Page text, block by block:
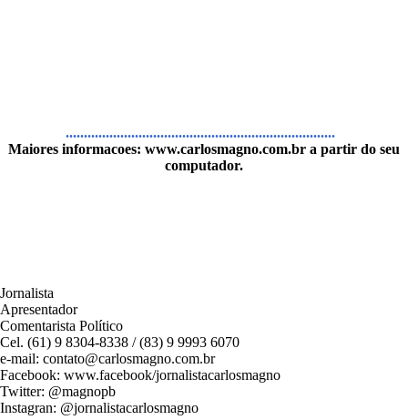
..........................................................................
Maiores informacoes: www.carlosmagno.com.br a partir do seu
computador.
Jornalista
Apresentador
Comentarista Político
Cel. (61) 9 8304-8338 / (83) 9 9993 6070
e-mail: contato@carlosmagno.com.br
Facebook: www.facebook/jornalistacarlosmagno
Twitter: @magnopb
Instagran: @jornalistacarlosmagno